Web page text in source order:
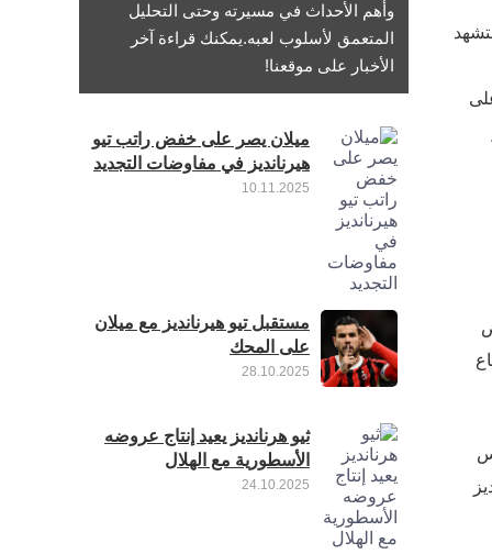
وأهم الأحداث في مسيرته وحتى التحليل
المتعمق لأسلوب لعبه.يمكنك قراءة آخر
الأخبار على موقعنا!
ميلان يصر على خفض راتب تيو
هيرنانديز في مفاوضات التجديد
10.11.2025
مستقبل تيو هيرنانديز مع ميلان
على المحك
28.10.2025
ثيو هرنانديز يعيد إنتاج عروضه
الأسطورية مع الهلال
24.10.2025